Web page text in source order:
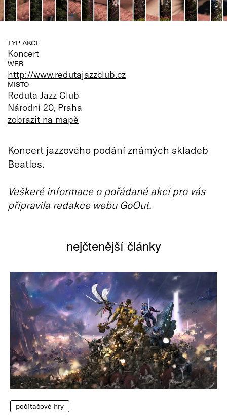
TYP AKCE
Koncert
WEB
http://www.redutajazzclub.cz
MÍSTO
Reduta Jazz Club
Národní 20, Praha
zobrazit na mapě
Koncert jazzového podání známých skladeb
Beatles.
Veškeré informace o pořádané akci pro vás
připravila redakce webu GoOut.
nejčtenější články
počítačové hry